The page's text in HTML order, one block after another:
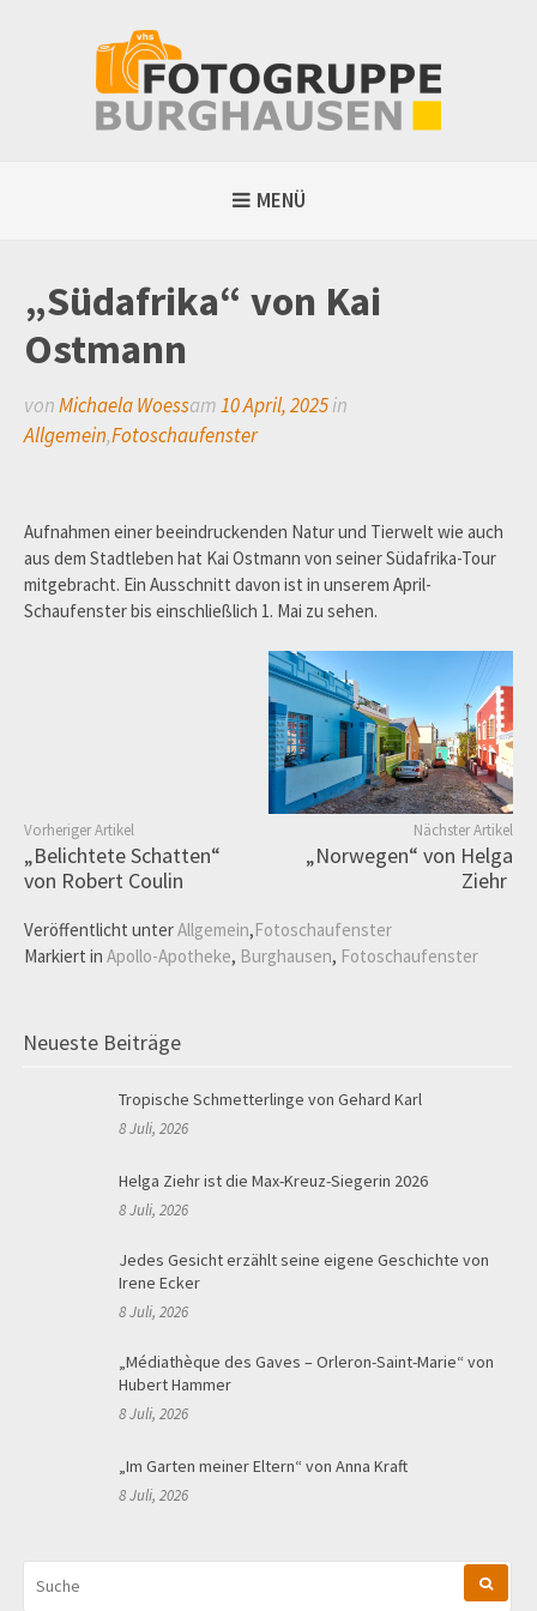
MENÜ
„Südafrika“ von Kai
Ostmann
vonMichaela Woessam10 April, 2025in
Allgemein,Fotoschaufenster
Aufnahmen einer beeindruckenden Natur und Tierwelt wie auch
aus dem Stadtleben hat Kai Ostmann von seiner Südafrika-Tour
mitgebracht. Ein Ausschnitt davon ist in unserem April-
Schaufenster bis einschließlich 1. Mai zu sehen.
Vorheriger Artikel
„Belichtete Schatten“
von Robert Coulin
Nächster Artikel
„Norwegen“ von Helga
Ziehr
Veröffentlicht unterAllgemein,Fotoschaufenster
Markiert in Apollo-Apotheke, Burghausen, Fotoschaufenster
Neueste Beiträge
Tropische Schmetterlinge von Gehard Karl
8 Juli, 2026
Helga Ziehr ist die Max-Kreuz-Siegerin 2026
8 Juli, 2026
Jedes Gesicht erzählt seine eigene Geschichte von
Irene Ecker
8 Juli, 2026
„Médiathèque des Gaves – Orleron-Saint-Marie“ von
Hubert Hammer
8 Juli, 2026
„Im Garten meiner Eltern“ von Anna Kraft
8 Juli, 2026
NACH: